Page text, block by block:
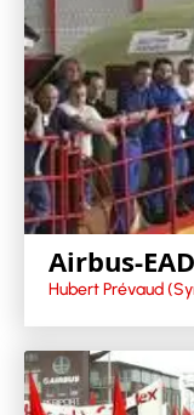
Airbus-
Hubert Prévaud